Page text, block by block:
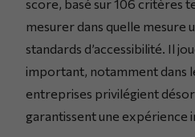
score, basé sur 106 critères
mesurer dans quelle mesure
standards d’accessibilité. Il
important, notamment dans
entreprises privilégient
garantissent une expérience